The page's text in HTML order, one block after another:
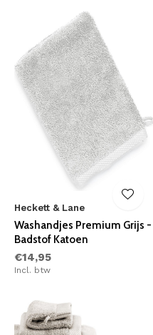
Heckett & Lane
Washandjes Premium Grijs -
Badstof Katoen
€14,95
Incl. btw